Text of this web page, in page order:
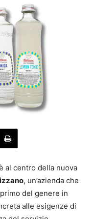
al centro della nuova
, un’azienda che
del genere in
alle esigenze di